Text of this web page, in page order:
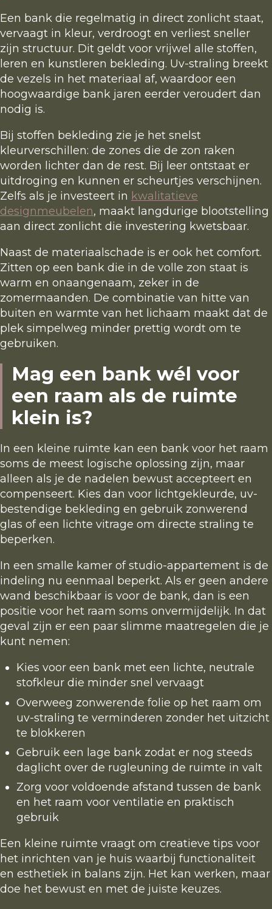
Een bank die regelmatig in direct zonlicht staat,
vervaagt in kleur, verdroogt en verliest sneller
zijn structuur. Dit geldt voor vrijwel alle stoffen,
leren en kunstleren bekleding. Uv-straling breekt
de vezels in het materiaal af, waardoor een
hoogwaardige bank jaren eerder veroudert dan
nodig is.
Bij stoffen bekleding zie je het snelst
kleurverschillen: de zones die de zon raken
worden lichter dan de rest. Bij leer ontstaat er
uitdroging en kunnen er scheurtjes verschijnen.
Zelfs als je investeert in kwalitatieve
designmeubelen, maakt langdurige blootstelling
aan direct zonlicht die investering kwetsbaar.
Naast de materiaalschade is er ook het comfort.
Zitten op een bank die in de volle zon staat is
warm en onaangenaam, zeker in de
zomermaanden. De combinatie van hitte van
buiten en warmte van het lichaam maakt dat de
plek simpelweg minder prettig wordt om te
gebruiken.
Mag een bank wél voor
een raam als de ruimte
klein is?
In een kleine ruimte kan een bank voor het raam
soms de meest logische oplossing zijn, maar
alleen als je de nadelen bewust accepteert en
compenseert. Kies dan voor lichtgekleurde, uv-
bestendige bekleding en gebruik zonwerend
glas of een lichte vitrage om directe straling te
beperken.
In een smalle kamer of studio-appartement is de
indeling nu eenmaal beperkt. Als er geen andere
wand beschikbaar is voor de bank, dan is een
positie voor het raam soms onvermijdelijk. In dat
geval zijn er een paar slimme maatregelen die je
kunt nemen:
Kies voor een bank met een lichte, neutrale
stofkleur die minder snel vervaagt
Overweeg zonwerende folie op het raam om
uv-straling te verminderen zonder het uitzicht
te blokkeren
Gebruik een lage bank zodat er nog steeds
daglicht over de rugleuning de ruimte in valt
Zorg voor voldoende afstand tussen de bank
en het raam voor ventilatie en praktisch
gebruik
Een kleine ruimte vraagt om creatieve tips voor
het inrichten van je huis waarbij functionaliteit
en esthetiek in balans zijn. Het kan werken, maar
doe het bewust en met de juiste keuzes.